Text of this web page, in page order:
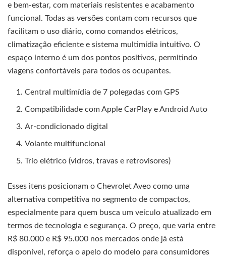
e bem-estar, com materiais resistentes e acabamento
funcional. Todas as versões contam com recursos que
facilitam o uso diário, como comandos elétricos,
climatização eficiente e sistema multimídia intuitivo. O
espaço interno é um dos pontos positivos, permitindo
viagens confortáveis para todos os ocupantes.
Central multimídia de 7 polegadas com GPS
Compatibilidade com Apple CarPlay e Android Auto
Ar-condicionado digital
Volante multifuncional
Trio elétrico (vidros, travas e retrovisores)
Esses itens posicionam o Chevrolet Aveo como uma
alternativa competitiva no segmento de compactos,
especialmente para quem busca um veículo atualizado em
termos de tecnologia e segurança. O preço, que varia entre
R$ 80.000 e R$ 95.000 nos mercados onde já está
disponível, reforça o apelo do modelo para consumidores